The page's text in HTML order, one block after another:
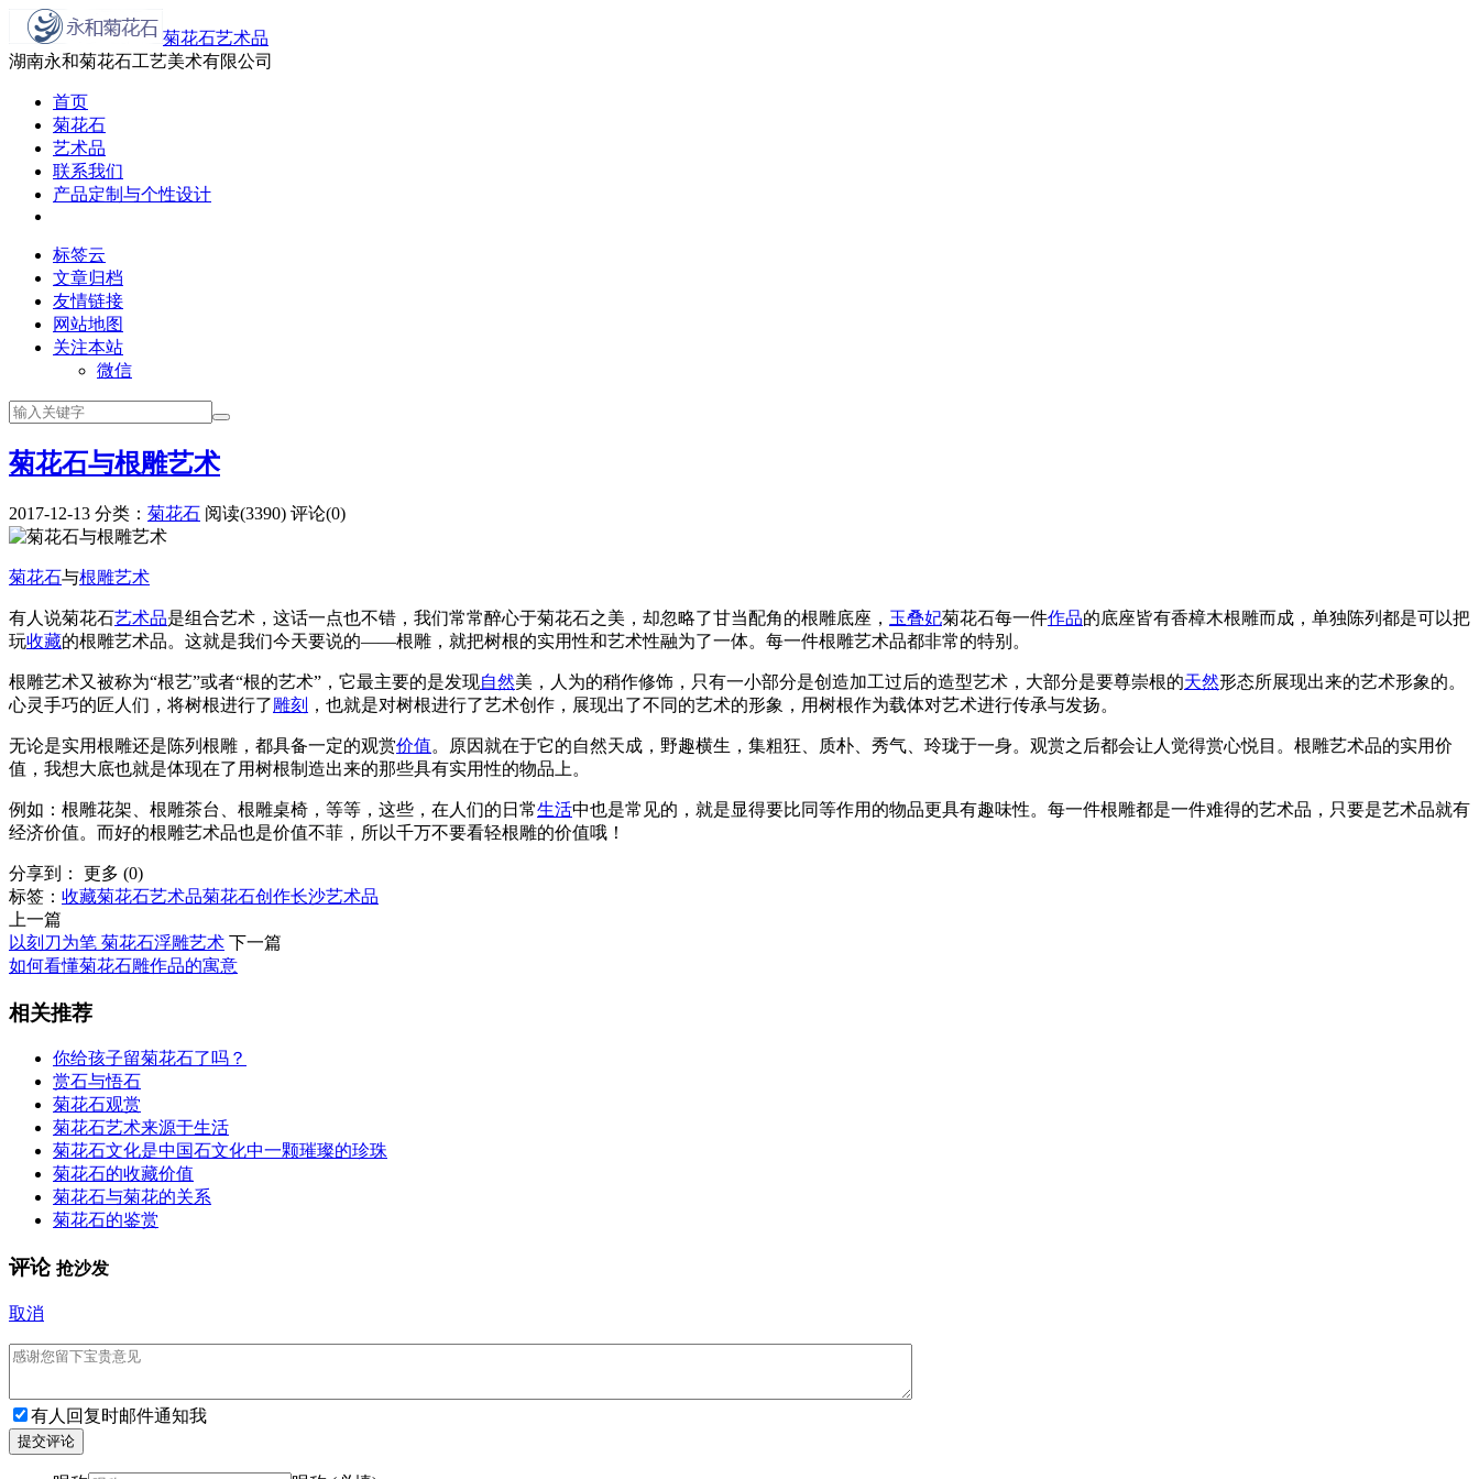
菊花石艺术品
湖南永和菊花石工艺美术有限公司
首页
菊花石
艺术品
联系我们
产品定制与个性设计
标签云
文章归档
友情链接
网站地图
关注本站
微信
菊花石与根雕艺术
2017-12-13 分类： 菊花石 阅读(3390) 评论(0)
菊花石与根雕艺术
有人说菊花石艺术品是组合艺术，这话一点也不错，我们常常醉心于菊花石之美，却忽略了甘当配角的根雕底座， 玉叠妃菊花石每一件作品的底座皆有香樟木根雕而成，单独陈列都是可以把
玩收藏的根雕艺术品。这就是我们今天要说的——根雕，就把树根的实用性和艺术性融为了一体。每一件根雕艺术品都非常的特别。
根雕艺术又被称为“根艺”或者“根的艺术”，它最主要的是发现自然美，人为的稍作修饰，只有一小部分是创造加工过后的造型艺术，大部分是要尊崇根的天然形态所展现出来的艺术形象的。
心灵手巧的匠人们，将树根进行了 雕刻 ，也就是对树根进行了艺术创作，展现出了不同的艺术的形象，用树根作为载体对艺术进行传承与发扬。
无论是实用根雕还是陈列根雕，都具备一定的观赏价值。原因就在于它的自然天成，野趣横生，集粗狂、质朴、秀气、玲珑于一身。观赏之后都会让人觉得赏心悦目。根雕艺术品的实用价
值，我想大底也就是体现在了用树根制造出来的那些具有实用性的物品上。
例如：根雕花架、根雕茶台、根雕桌椅，等等，这些，在人们的日常生活中也是常见的，就是显得要比同等作用的物品更具有趣味性。每一件根雕都是一件难得的艺术品，只要是艺术品就有
经济价值。而好的根雕艺术品也是价值不菲，所以千万不要看轻根雕的价值哦！
分享到： 更多 (0)
标签： 收藏菊花石艺术品菊花石创作长沙艺术品
上一篇
以刻刀为笔 菊花石浮雕艺术 下一篇
如何看懂菊花石雕作品的寓意
相关推荐
你给孩子留菊花石了吗？
赏石与悟石
菊花石观赏
菊花石艺术来源于生活
菊花石文化是中国石文化中一颗璀璨的珍珠
菊花石的收藏价值
菊花石与菊花的关系
菊花石的鉴赏
评论 抢沙发
取消
有人回复时邮件通知我
提交评论